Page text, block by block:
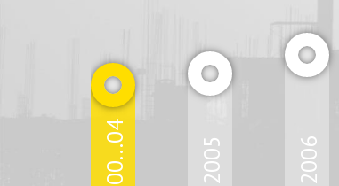
00...04 2005 2006